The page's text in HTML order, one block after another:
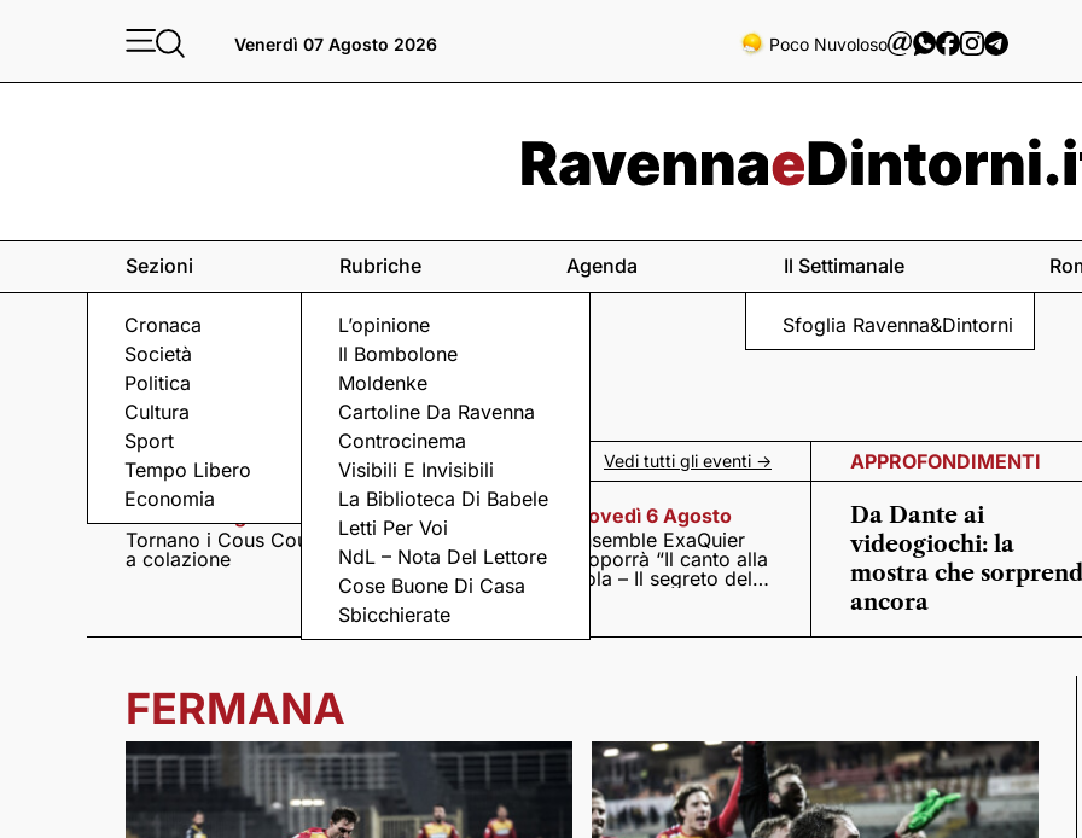
Venerdì 07 Agosto 2026 Poco Nuvoloso
Sezioni
Cronaca
Società
Politica
Cultura
Sport
Tempo Libero
Economia
Rubriche
L’opinione
Il Bombolone
Moldenke
Cartoline Da Ravenna
Controcinema
Visibili E Invisibili
La Biblioteca Di Babele
Letti Per Voi
NdL – Nota Del Lettore
Cose Buone Di Casa
Sbicchierate
Agenda Il Settimanale
Sfoglia Ravenna&Dintorni
Eventi a Ravenna e dintorni Vedi tutti gli eventi ->
Tornano i Cous Cous
a colazione
Giovedì 6 Agosto
Visita serale nella
Pieve romanica di
San Pietro in Sylvis
Giovedì 6 Agosto
Ensemble ExaQuier
proporrà “Il canto alla
viola – Il segreto del
APPROFONDIMENTI
Da Dante ai
videogiochi: la
mostra che
ancora
FERMANA